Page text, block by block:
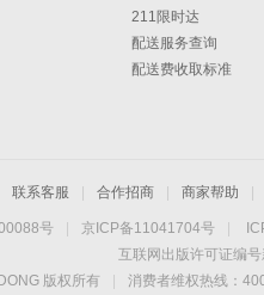
211限时达
配送服务查询
配送费收取标准
联系客服 合作招商 商家帮助
号 京ICP备11041704号
互联网出版许可证编
版权所有 消费者维权热线：